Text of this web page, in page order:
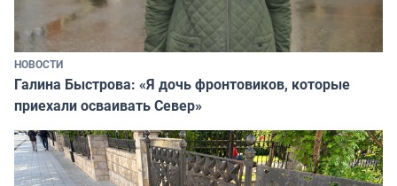
НОВОСТИ
Галина Быстрова: «Я дочь фронтовиков, которые
приехали осваивать Север»